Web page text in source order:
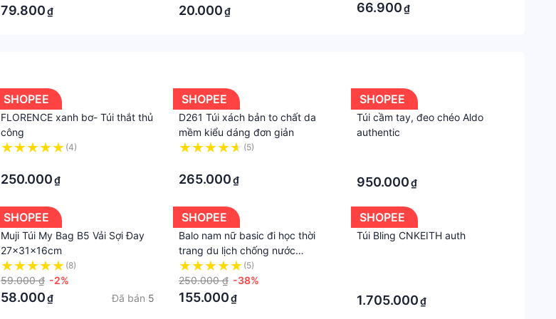
79.800₫ 20.000₫ 66.900₫
SHOPEE
FLORENCE xanh bơ- Túi thắt thủ
công
(4)
250.000₫
SHOPEE
D261 Túi xách bản to chất da
mềm kiểu dáng đơn giản
(5)
265.000₫
SHOPEE
Túi cầm tay, đeo chéo Aldo
authentic
950.000₫
SHOPEE
Muji Túi My Bag B5 Vải Sợi Đay
27x31x16cm
(8)
59.000 ₫ -2%
58.000₫ Đã bán 5
SHOPEE
Balo nam nữ basic đi học thời
trang du lịch chống nước
ulzzang Hàn Quốc vải canvas
OLUKA BL041
(5)
250.000 ₫ -38%
155.000₫
SHOPEE
Túi Bling CNKEITH auth
1.705.000₫